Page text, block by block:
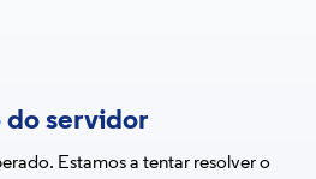
do servidor
Estamos a tentar resolver o